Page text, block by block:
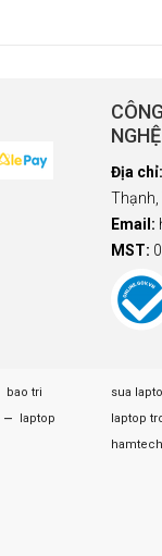
Địa chỉ:
Thạnh,
Email:
MST:
bao tri
–
laptop
sua
laptop
hamtech